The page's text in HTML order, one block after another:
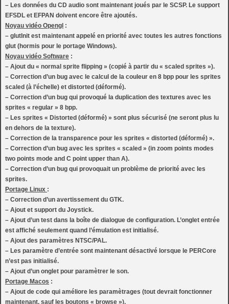
– Les données du CD audio sont maintenant joués par le SCSP. Le support
EFSDL et EFPAN doivent encore être ajoutés.
Noyau vidéo Opengl :
– glutInit est maintenant appelé en priorité avec toutes les autres fonctions
glut (hormis pour le portage Windows).
Noyau vidéo Software :
– Ajout du « normal sprite flipping » (copié à partir du « scaled sprites »).
– Correction d’un bug avec le calcul de la couleur en 8 bpp pour les sprites
scaled (à l’échelle) et distorted (déformé).
– Correction d’un bug qui provoqué la duplication des textures avec les
sprites « regular » 8 bpp.
– Les sprites « Distorted (déformé) » sont plus sécurisé (ne seront plus lu
en dehors de la texture).
– Correction de la transparence pour les sprites « distorted (déformé) ».
– Correction d’un bug avec les sprites « scaled » (in zoom points modes
two points mode and C point upper than A).
– Correction d’un bug qui provoquait un problème de priorité avec les
sprites.
Portage Linux :
– Correction d’un avertissement du GTK.
– Ajout et support du Joystick.
– Ajout d’un test dans la boîte de dialogue de configuration. L’onglet entrée
est affiché seulement quand l’émulation est initialisé.
– Ajout des paramètres NTSC/PAL.
– Les paramètre d’entrée sont maintenant désactivé lorsque le PERCore
n’est pas initialisé.
– Ajout d’un onglet pour paramètrer le son.
Portage Macos :
– Ajout de code qui améliore les paramètrages (tout devrait fonctionner
maintenant, sauf les boutons « browse »).